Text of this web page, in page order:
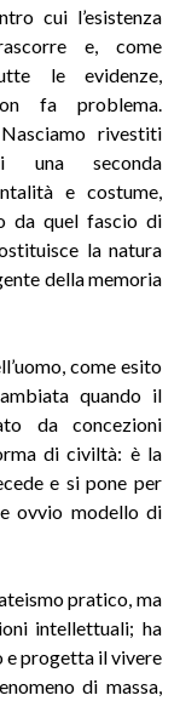
cui l’esistenza
e, come
le evidenze,
fa problema.
Nasciamo rivestiti
una seconda
e costume,
da quel fascio di
la natura
della memoria
come esito
quando il
da concezioni
di civiltà: è la
e si pone per
ovvio modello di
pratico, ma
intellettuali; ha
e progetta il vivere
di massa,